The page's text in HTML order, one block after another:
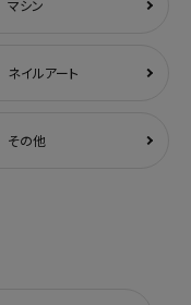
マシン
ネイルアート
その他